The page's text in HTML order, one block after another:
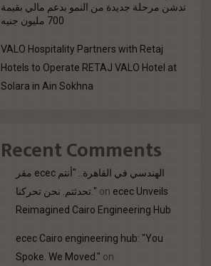
تدشن مرحلة جديدة من النمو بدعم مالي بقيمة
700 مليون جنيه
VALO Hospitality Partners with Retaj
Hotels to Operate RETAJ VALO Hotel at
Solara in Ain Sokhna
Recent Comments
مقر ecec الهندسي في القاهرة.. "أنتم
تحدثتم. نحن تحركنا." on ecec Unveils
Reimagined Cairo Engineering Hub
ecec Cairo engineering hub: "You
Spoke. We Moved." on